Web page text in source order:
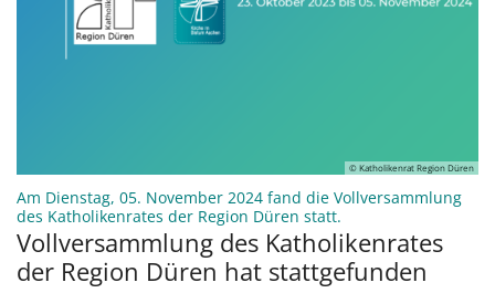
© Katholikenrat Region Düren
Am Dienstag, 05. November 2024 fand die Vollversammlung
des Katholikenrates der Region Düren statt.
Vollversammlung des Katholikenrates
der Region Düren hat stattgefunden